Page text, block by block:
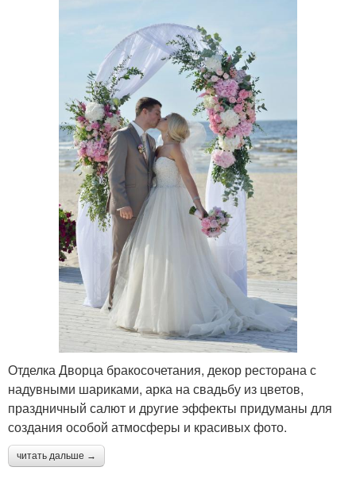
Отделка Дворца бракосочетания, декор ресторана с
надувными шариками, арка на свадьбу из цветов,
праздничный салют и другие эффекты придуманы для
создания особой атмосферы и красивых фото.
читать дальше →